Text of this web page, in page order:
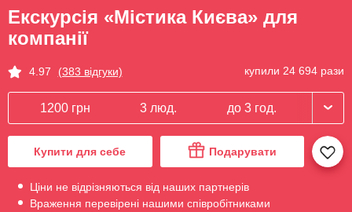
Екскурсія «Містика Києва» для
компанії
4.97 (383 відгуки) купили 24 694 рази
1200 грн 3 люд. до 3 год.
Купити для себе Подарувати
Ціни не відрізняються від наших партнерів
Враження перевірені нашими співробітниками